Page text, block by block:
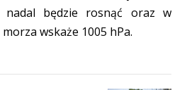
nadal będzie rosnąć oraz w
wskaże 1005 hPa.